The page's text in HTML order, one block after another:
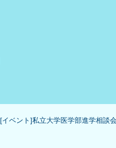
[イベント]私立大学医学部進学相談